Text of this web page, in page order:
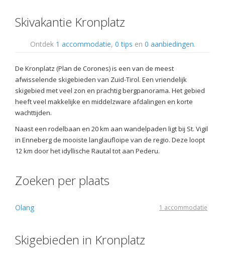
Skivakantie Kronplatz
Ontdek 1 accommodatie, 0 tips en 0 aanbiedingen.
De Kronplatz (Plan de Corones) is een van de meest
afwisselende skigebieden van Zuid-Tirol. Een vriendelijk
skigebied met veel zon en prachtig bergpanorama. Het gebied
heeft veel makkelijke en middelzware afdalingen en korte
wachttijden.
Naast een rodelbaan en 20 km aan wandelpaden ligt bij St. Vigil
in Enneberg de mooiste langlaufloipe van de regio. Deze loopt
12 km door het idyllische Rautal tot aan Pederu.
Zoeken per plaats
Olang 1 accommodatie
Skigebieden in Kronplatz